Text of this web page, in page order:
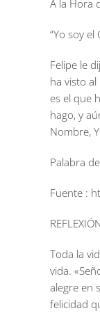
A la Hora
“Yo soy
Felipe le
ha visto
es el que
hago, y
Nombre,
Palabra
Fuente :
Toda la
vida.
alegre en
felicidad